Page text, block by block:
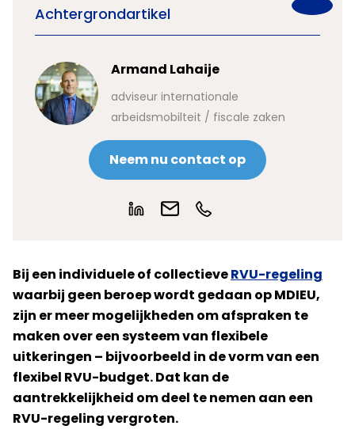
Achtergrondartikel
Armand Lahaije
adviseur internationale
arbeidsmobilteit / fiscale zaken
Neem nu contact op
Bij een individuele of collectieveRVU-regeling
waarbij geen beroep wordt gedaan op MDIEU,
zijn er meer mogelijkheden om afspraken te
maken over een systeem van flexibele
uitkeringen – bijvoorbeeld in de vorm van een
flexibel RVU-budget. Dat kan de
aantrekkelijkheid om deel te nemen aan een
RVU-regeling vergroten.